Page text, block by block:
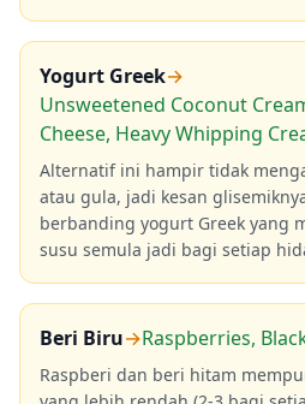
Yogurt Greek→
Unsweetened Coconut
Cheese, Heavy Whipping
Alternatif ini hampir tidak
atau gula, jadi kesan
berbanding yogurt Greek yang
susu semula jadi bagi setiap
Beri Biru→Raspberries,
Raspberi dan beri hitam